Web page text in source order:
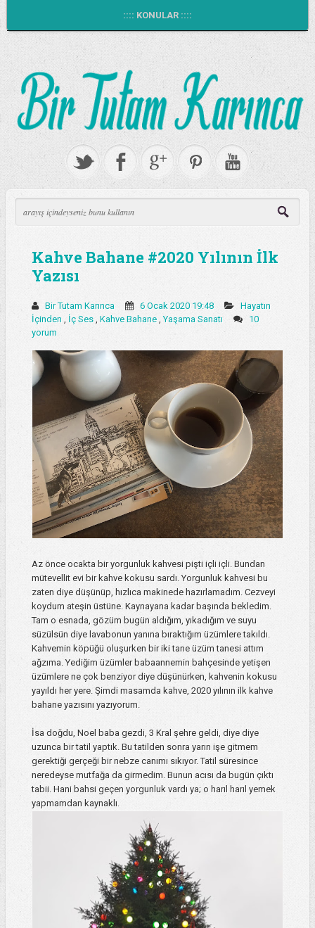
:::: KONULAR ::::
Kahve Bahane #2020 Yılının İlk
Yazısı
Bir Tutam Karınca 6 Ocak 2020 19:48
Hayatın
İçinden
İç Ses Kahve Bahane ,Yaşama Sanatı
10
yorum
Az önce ocakta bir yorgunluk kahvesi pişti içli içli. Bundan
mütevellit evi bir kahve kokusu sardı. Yorgunluk kahvesi bu
zaten diye düşünüp, hızlıca makinede hazırlamadım. Cezveyi
koydum ateşin üstüne. Kaynayana kadar başında bekledim.
Tam o esnada, gözüm bugün aldığım, yıkadığım ve suyu
süzülsün diye lavabonun yanına bıraktığım üzümlere takıldı.
Kahvemin köpüğü oluşurken bir iki tane üzüm tanesi attım
ağzıma. Yediğim üzümler babaannemin bahçesinde yetişen
üzümlere ne çok benziyor diye düşünürken, kahvenin kokusu
yayıldı her yere. Şimdi masamda kahve, 2020 yılının ilk kahve
bahane yazısını yazıyorum.
İsa doğdu, Noel baba gezdi, 3 Kral şehre geldi, diye diye
uzunca bir tatil yaptık. Bu tatilden sonra yarın işe gitmem
gerektiği gerçeği bir nebze canımı sıkıyor. Tatil süresince
neredeyse mutfağa da girmedim. Bunun acısı da bugün çıktı
tabii. Hani bahsi geçen yorgunluk vardı ya; o harıl harıl yemek
yapmamdan kaynaklı.